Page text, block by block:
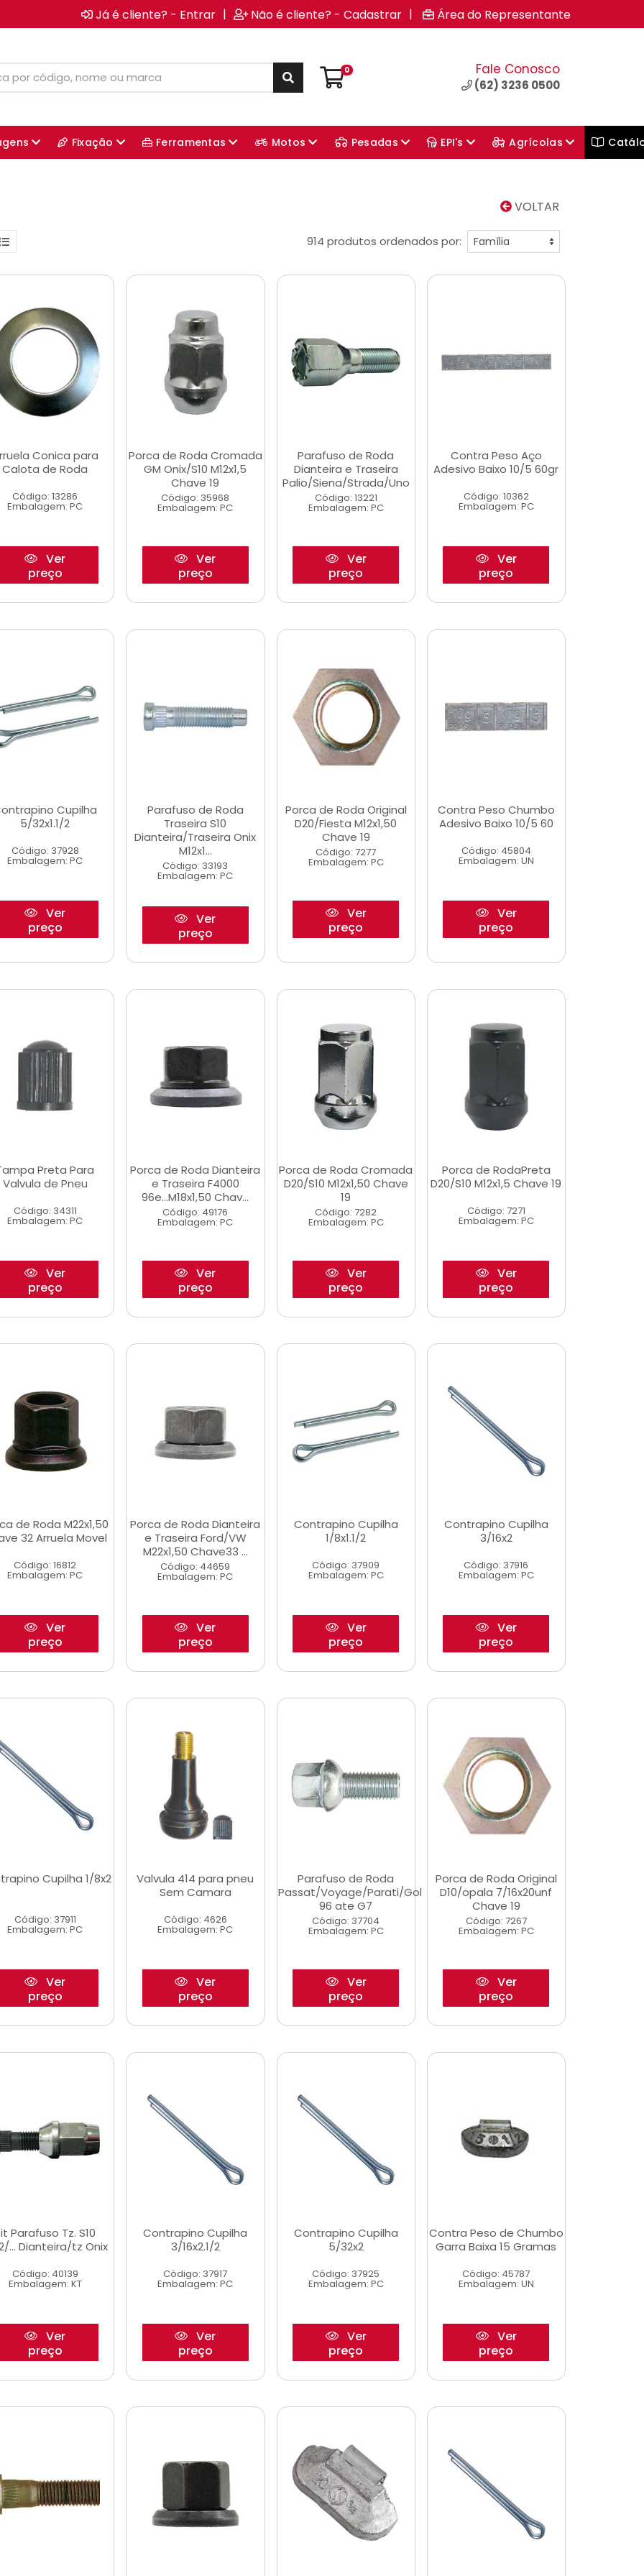
Já é cliente? - Entrar | Não é cliente? - Cadastrar | Área do Representante
0 Fale Conosco
(62) 3236 0500
Fixação Ferramentas Motos Pesadas EPI's Agrícolas
VOLTAR
914 produtos ordenados por:
Conica para
Calota de Roda
Código: 13286
Embalagem: PC
Ver
preço
Porca de Roda Cromada
GM Onix/S10 M12x1,5
Chave 19
Código: 35968
Embalagem: PC
Ver
preço
Parafuso de Roda
Dianteira e Traseira
Palio/Siena/Strada/Uno
Código: 13221
Embalagem: PC
Ver
preço
Contra Peso Aço
Adesivo Baixo 10/5 60gr
Código: 10362
Embalagem: PC
Ver
preço
Cupilha
5/32x1.1/2
Código: 37928
Embalagem: PC
Ver
preço
Parafuso de Roda
Traseira S10
Dianteira/Traseira Onix
M12x1...
Código: 33193
Embalagem: PC
Ver
preço
Porca de Roda Original
D20/Fiesta M12x1,50
Chave 19
Código: 7277
Embalagem: PC
Ver
preço
Contra Peso Chumbo
Adesivo Baixo 10/5 60
Código: 45804
Embalagem: UN
Ver
preço
Preta Para
Valvula de Pneu
Código: 34311
Embalagem: PC
Ver
preço
Porca de Roda Dianteira
e Traseira F4000
96e...M18x1,50 Chav...
Código: 49176
Embalagem: PC
Ver
preço
Porca de Roda Cromada
D20/S10 M12x1,50 Chave
19
Código: 7282
Embalagem: PC
Ver
preço
Porca de RodaPreta
D20/S10 M12x1,5 Chave 19
Código: 7271
Embalagem: PC
Ver
preço
de Roda M22x1,50
32 Arruela Movel
Código: 16812
Embalagem: PC
Ver
preço
Porca de Roda Dianteira
e Traseira Ford/VW
M22x1,50 Chave33 ...
Código: 44659
Embalagem: PC
Ver
preço
Contrapino Cupilha
1/8x1.1/2
Código: 37909
Embalagem: PC
Ver
preço
Contrapino Cupilha
3/16x2
Código: 37916
Embalagem: PC
Ver
preço
Cupilha 1/8x2
Código: 37911
Embalagem: PC
Ver
preço
Valvula 414 para pneu
Sem Camara
Código: 4626
Embalagem: PC
Ver
preço
Parafuso de Roda
Passat/Voyage/Parati/Gol
96 ate G7
Código: 37704
Embalagem: PC
Ver
preço
Porca de Roda Original
D10/opala 7/16x20unf
Chave 19
Código: 7267
Embalagem: PC
Ver
preço
Parafuso Tz. S10
... Dianteira/tz Onix
Código: 40139
Embalagem: KT
Ver
preço
Contrapino Cupilha
3/16x2.1/2
Código: 37917
Embalagem: PC
Ver
preço
Contrapino Cupilha
5/32x2
Código: 37925
Embalagem: PC
Ver
preço
Contra Peso de Chumbo
Garra Baixa 15 Gramas
Código: 45787
Embalagem: UN
Ver
preço